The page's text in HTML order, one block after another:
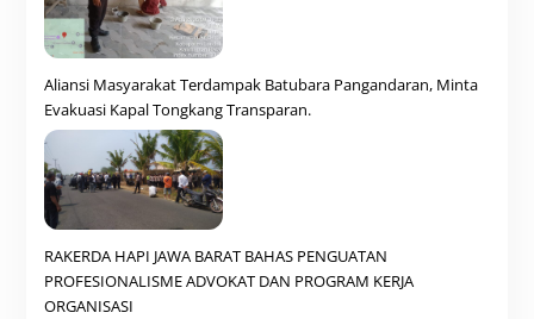
Aliansi Masyarakat Terdampak Batubara Pangandaran, Minta
Evakuasi Kapal Tongkang Transparan.
RAKERDA HAPI JAWA BARAT BAHAS PENGUATAN
PROFESIONALISME ADVOKAT DAN PROGRAM KERJA
ORGANISASI